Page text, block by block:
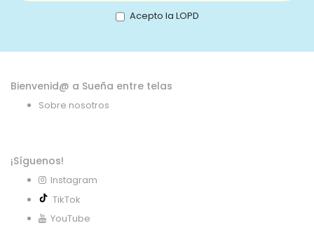
boletín
de
Acepto la LOPD
Bienvenid@ a Sueña entre telas
Sobre nosotros
¡Síguenos!
Instagram
TikTok
YouTube